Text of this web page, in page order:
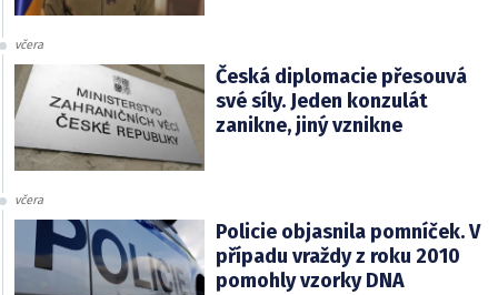
včera
Česká diplomacie přesouvá
své síly. Jeden konzulát
zanikne, jiný vznikne
včera
Policie objasnila pomníček. V
případu vraždy z roku 2010
pomohly vzorky DNA